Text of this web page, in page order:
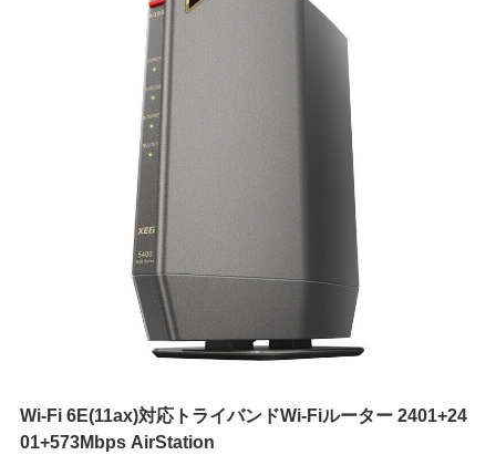
Wi-Fi 6E(11ax)対応トライバンドWi-Fiルーター 2401+24
01+573Mbps AirStation